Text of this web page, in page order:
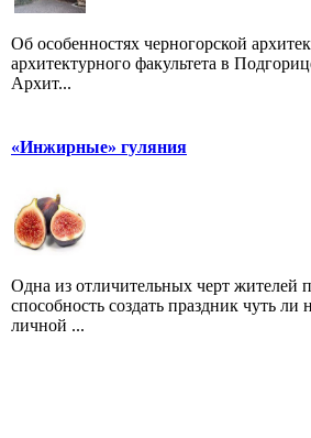
Об особенностях черногорской
архитектурного факультета в
Архит...
«Инжирные» гуляния
Одна из отличительных черт жителей
способность создать праздник чуть
личной ...